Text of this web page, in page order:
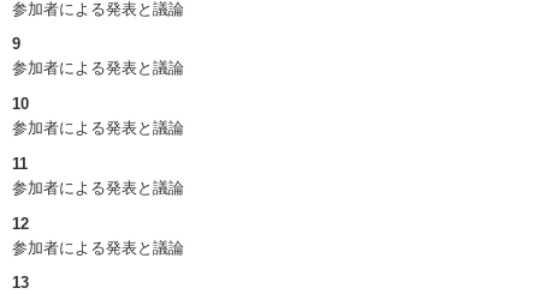
参加者による発表と議論
9
参加者による発表と議論
10
参加者による発表と議論
11
参加者による発表と議論
12
参加者による発表と議論
13